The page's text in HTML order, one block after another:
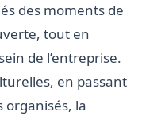
des moments de
tout en
de l’entreprise.
en passant
organisés, la